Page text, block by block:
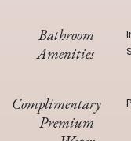
Bathroom
Amenities
Complimentary
Premium